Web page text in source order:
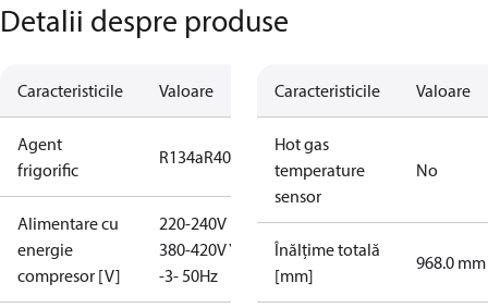
Detalii despre produse
Caracteristicile Valoare
Agent
frigorific
R134aR404A R407C R407F
Alimentare cu
energie
compresor [V]
220-240V D /
380-420V Y
-3- 50Hz
Caracteristicile Valoare
Hot gas
temperature
sensor
No
Înălțime totală
[mm]
968.0 mm